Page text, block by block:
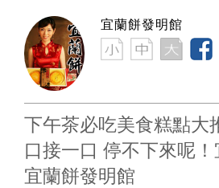
宜蘭餅發明館
下午茶必吃美食糕點大
口接一口 停不下來呢
宜蘭餅發明館